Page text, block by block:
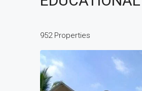
952 Properties